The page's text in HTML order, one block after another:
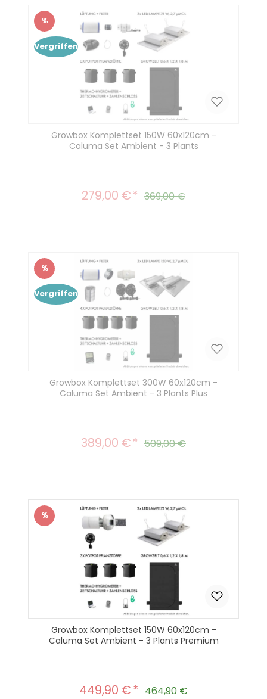
Rabatt
%
Vergriffen
Growbox Komplettset 150W 60x120cm -
Caluma Set Ambient - 3 Plants
Verkaufspreis:
279,00 € Regulärer Preis:
369,00 €
Rabatt
%
Vergriffen
Growbox Komplettset 300W 60x120cm -
Caluma Set Ambient - 3 Plants Plus
Verkaufspreis:
389,00 € Regulärer Preis:
509,00 €
Rabatt
%
Growbox Komplettset 150W 60x120cm -
Caluma Set Ambient - 3 Plants Premium
Verkaufspreis:
449,90 € Regulärer Preis:
464,90 €